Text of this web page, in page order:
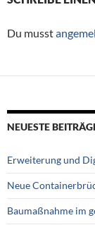
Du musst
NEUESTE
Erweiterung und
Neue
Baumaßnahme im